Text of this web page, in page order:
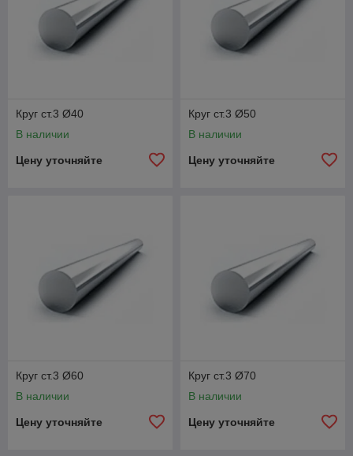
Круг ст.3 Ø40
В наличии
Цену уточняйте
Круг ст.3 Ø50
В наличии
Цену уточняйте
Круг ст.3 Ø60
В наличии
Цену уточняйте
Круг ст.3 Ø70
В наличии
Цену уточняйте